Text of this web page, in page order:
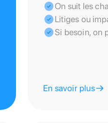
On suit les
Litiges ou
Si besoin, on
En savoir plus